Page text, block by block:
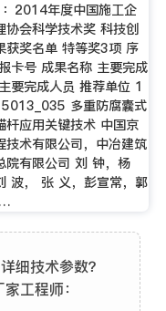
2014年度中国施工企
协会科学技术奖 科技创
获奖名单 特等奖3项 序
卡号 成果名称 主要完成
要完成人员 推荐单位 1
多重防腐囊式
杆应用关键技术 中国京
技术有限公司，中冶建筑
院有限公司 刘 钟，杨
波， 张 义，彭宣常，郭
细技术参数？
工程师：